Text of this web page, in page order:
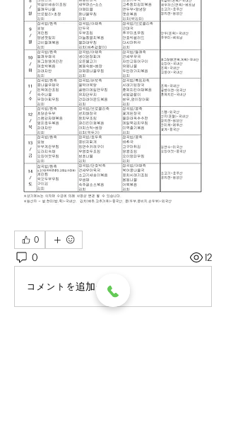
0
0 12
コメントを追加…